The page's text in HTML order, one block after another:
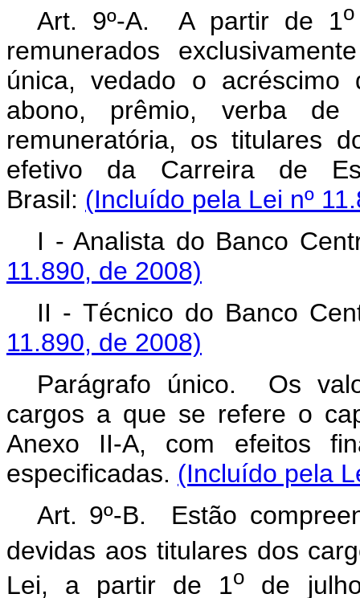
Art. 9º-A. A partir de 1o
remunerados
única, vedado o acréscimo
abono, prêmio, verba de
remuneratória, os titulares
efetivo da Carreira de
Brasil: (Incluído pela Lei nº
I - Analista do Banco
11.890, de 2008)
II - Técnico do Banco
11.890, de 2008)
Parágrafo único. Os
cargos a que se refere o
Anexo II-A, com efeitos
especificadas. (Incluído pela
Art. 9º-B. Estão
devidas aos titulares dos
Lei, a partir de 1o de